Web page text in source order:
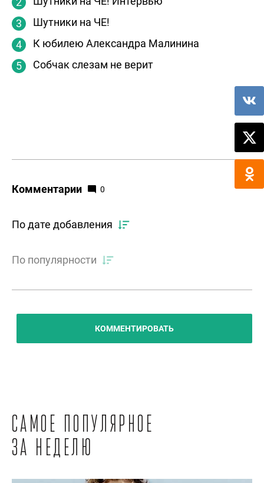
Шутники на ЧЕ!
К юбилею Александра Малинина
Собчак слезам не верит
Комментарии 0
По дате добавления
По популярности
КОММЕНТИРОВАТЬ
Самое популярное
за неделю